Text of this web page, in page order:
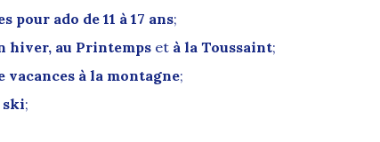
pour ado de 11 à 17 ans;
hiver, au Printemps et à la Toussaint;
vacances à la montagne;
ski;